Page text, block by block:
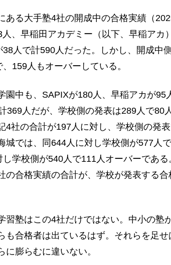
る大手塾4社の開成中の合格実績（
、早稲田アカデミー（以下、早稲アカ
人で計590人だった。しかし、開成中
159人もオーバーしている。
中も、SAPIXが180人、早稲アカが95
369人だが、学校側の発表は289人で80
4社の合計が197人に対し、学校側の発
城では、同644人に対し学校側が577人
学校側が540人で111人オーバーであ
の合格実績の合計が、学校が発表する
塾はこの4社だけではない。中小の塾
も合格者は出ているはず。それらを足
に膨らむに違いない。